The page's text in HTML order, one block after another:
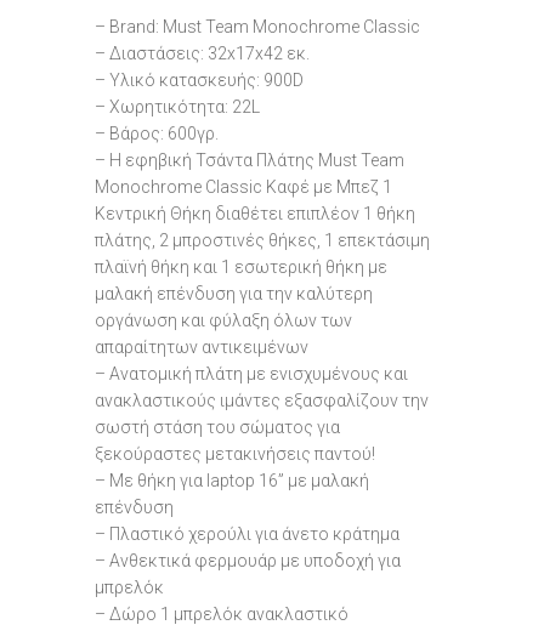
– Brand: Must Team Monochrome Classic
– Διαστάσεις: 32x17x42 εκ.
– Υλικό κατασκευής: 900D
– Χωρητικότητα: 22L
– Βάρος: 600γρ.
– Η εφηβική Τσάντα Πλάτης Must Team
Monochrome Classic Καφέ με Μπεζ 1
Κεντρική Θήκη διαθέτει επιπλέον 1 θήκη
πλάτης, 2 μπροστινές θήκες, 1 επεκτάσιμη
πλαϊνή θήκη και 1 εσωτερική θήκη με
μαλακή επένδυση για την καλύτερη
οργάνωση και φύλαξη όλων των
απαραίτητων αντικειμένων
– Ανατομική πλάτη με ενισχυμένους και
ανακλαστικούς ιμάντες εξασφαλίζουν την
σωστή στάση του σώματος για
ξεκούραστες μετακινήσεις παντού!
– Με θήκη για laptop 16” με μαλακή
επένδυση
– Πλαστικό χερούλι για άνετο κράτημα
– Ανθεκτικά φερμουάρ με υποδοχή για
μπρελόκ
– Δώρο 1 μπρελόκ ανακλαστικό